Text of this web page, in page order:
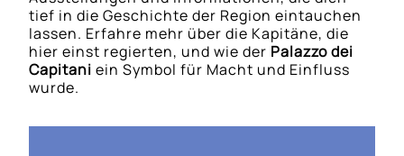
tief in die Geschichte der Region eintauchen
lassen. Erfahre mehr über die Kapitäne, die
hier einst regierten, und wie der Palazzo dei
Capitani ein Symbol für Macht und Einfluss
wurde.